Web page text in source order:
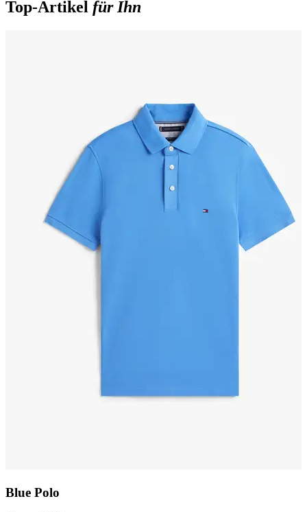
Top-Artikel für Ihn
Blue Polo